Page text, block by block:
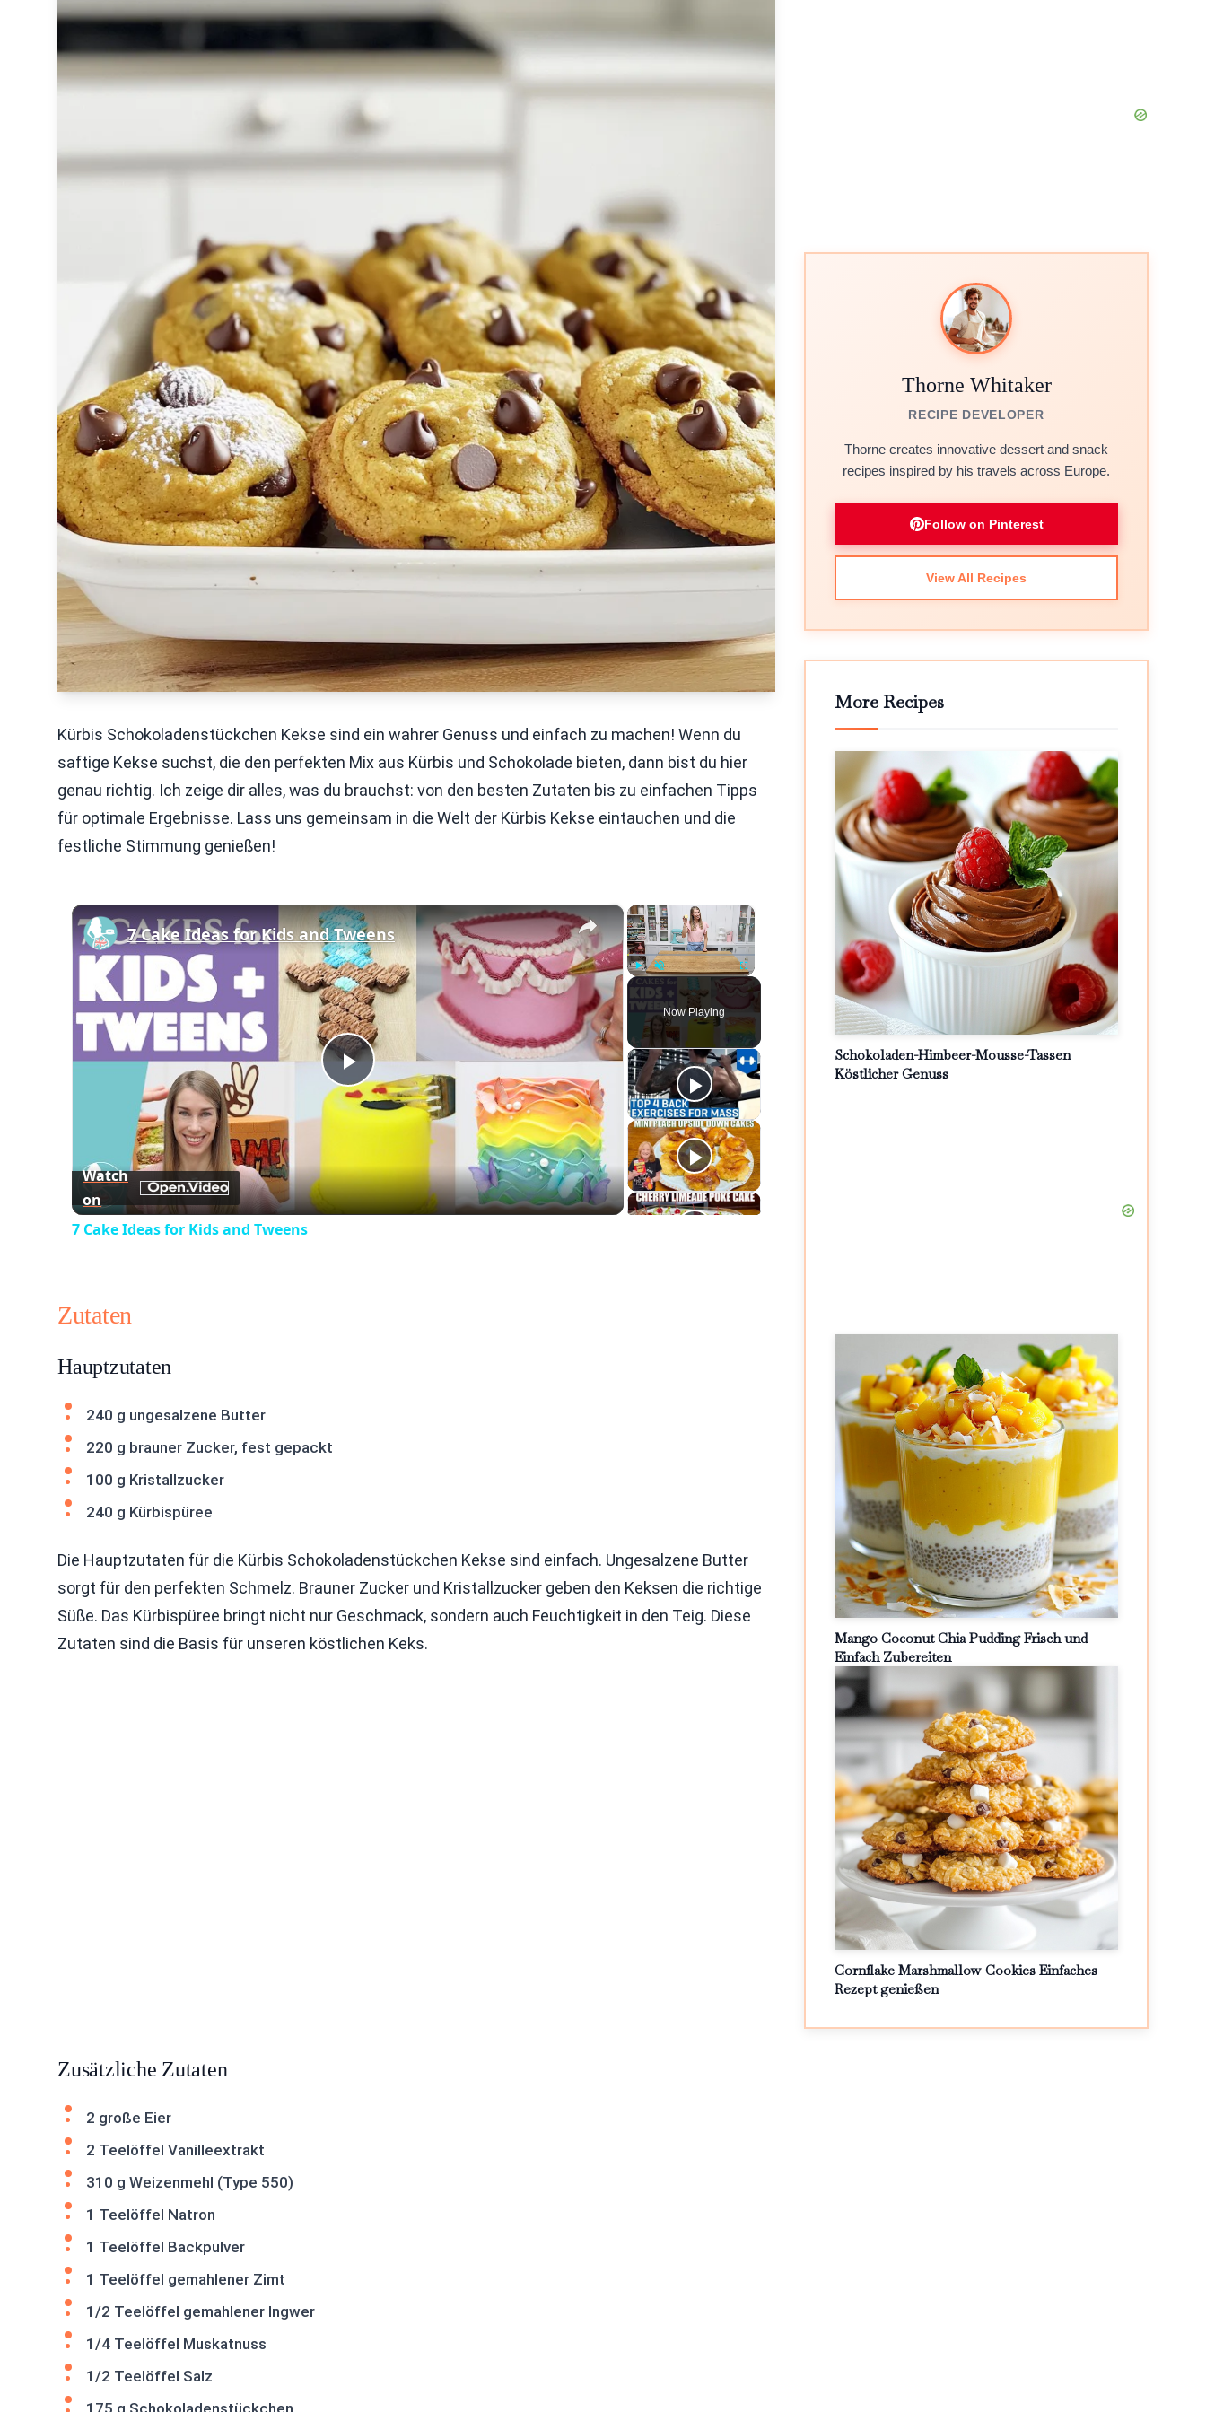
Kürbis Schokoladenstückchen Kekse sind ein wahrer Genuss und einfach zu machen! Wenn du
saftige Kekse suchst, die den perfekten Mix aus Kürbis und Schokolade bieten, dann bist du hier
genau richtig. Ich zeige dir alles, was du brauchst: von den besten Zutaten bis zu einfachen Tipps
für optimale Ergebnisse. Lass uns gemeinsam in die Welt der Kürbis Kekse eintauchen und die
festliche Stimmung genießen!
×
Play Unmute Fullscreen
Now Playing
×
Play
7 Cake Ideas for Kids and Tweens
Watch
on
7 Cake Ideas for Kids and Tweens
Zutaten
Hauptzutaten
240 g ungesalzene Butter
220 g brauner Zucker, fest gepackt
100 g Kristallzucker
240 g Kürbispüree
Die Hauptzutaten für die Kürbis Schokoladenstückchen Kekse sind einfach. Ungesalzene Butter
sorgt für den perfekten Schmelz. Brauner Zucker und Kristallzucker geben den Keksen die richtige
Süße. Das Kürbispüree bringt nicht nur Geschmack, sondern auch Feuchtigkeit in den Teig. Diese
Zutaten sind die Basis für unseren köstlichen Keks.
Zusätzliche Zutaten
2 große Eier
2 Teelöffel Vanilleextrakt
310 g Weizenmehl (Type 550)
1 Teelöffel Natron
1 Teelöffel Backpulver
1 Teelöffel gemahlener Zimt
1/2 Teelöffel gemahlener Ingwer
1/4 Teelöffel Muskatnuss
1/2 Teelöffel Salz
175 g Schokoladenstückchen
Thorne Whitaker
RECIPE DEVELOPER
Thorne creates innovative dessert and snack
recipes inspired by his travels across Europe.
Follow on Pinterest
View All Recipes
More Recipes
Schokoladen-Himbeer-Mousse-Tassen
Köstlicher Genuss
Mango Coconut Chia Pudding Frisch und
Einfach Zubereiten
Cornflake Marshmallow Cookies Einfaches
Rezept genießen